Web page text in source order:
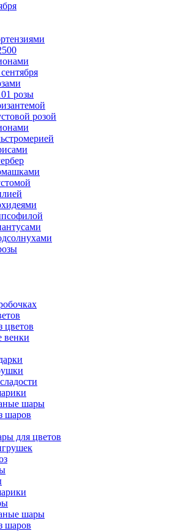
розы
розой
цветов
венки
шары
шаров
для цветов
шары
шаров